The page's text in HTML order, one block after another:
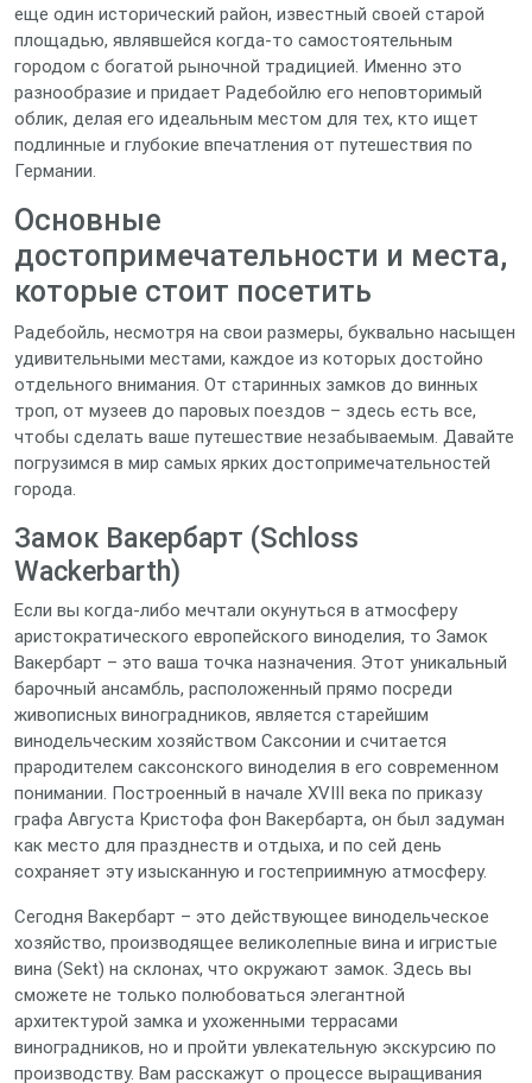
еще один исторический район, известный своей старой
площадью, являвшейся когда-то самостоятельным
городом с богатой рыночной традицией. Именно это
разнообразие и придает Радебойлю его неповторимый
облик, делая его идеальным местом для тех, кто ищет
подлинные и глубокие впечатления от путешествия по
Германии.
Основные
достопримечательности и места,
которые стоит посетить
Радебойль, несмотря на свои размеры, буквально насыщен
удивительными местами, каждое из которых достойно
отдельного внимания. От старинных замков до винных
троп, от музеев до паровых поездов – здесь есть все,
чтобы сделать ваше путешествие незабываемым. Давайте
погрузимся в мир самых ярких достопримечательностей
города.
Замок Вакербарт (Schloss
Wackerbarth)
Если вы когда-либо мечтали окунуться в атмосферу
аристократического европейского виноделия, то Замок
Вакербарт – это ваша точка назначения. Этот уникальный
барочный ансамбль, расположенный прямо посреди
живописных виноградников, является старейшим
винодельческим хозяйством Саксонии и считается
прародителем саксонского виноделия в его современном
понимании. Построенный в начале XVIII века по приказу
графа Августа Кристофа фон Вакербарта, он был задуман
как место для празднеств и отдыха, и по сей день
сохраняет эту изысканную и гостеприимную атмосферу.
Сегодня Вакербарт – это действующее винодельческое
хозяйство, производящее великолепные вина и игристые
вина (Sekt) на склонах, что окружают замок. Здесь вы
сможете не только полюбоваться элегантной
архитектурой замка и ухоженными террасами
виноградников, но и пройти увлекательную экскурсию по
производству. Вам расскажут о процессе выращивания